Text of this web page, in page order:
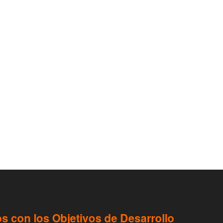
con los Objetivos de Desarrollo